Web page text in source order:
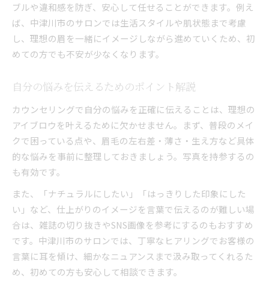
ブルや違和感を防ぎ、安心して任せることができます。例え
ば、中津川市のサロンでは生活スタイルや肌状態まで考慮
し、理想の眉を一緒にイメージしながら進めていくため、初
めての方でも不安が少なくなります。
自分の悩みを伝えるためのポイント解説
カウンセリングで自分の悩みを正確に伝えることは、理想の
アイブロウを叶えるために欠かせません。まず、普段のメイ
クで困っている点や、眉毛の左右差・薄さ・生え方など具体
的な悩みを事前に整理しておきましょう。写真を持参するの
も有効です。
また、「ナチュラルにしたい」「はっきりした印象にした
い」など、仕上がりのイメージを言葉で伝えるのが難しい場
合は、雑誌の切り抜きやSNS画像を参考にするのもおすすめ
です。中津川市のサロンでは、丁寧なヒアリングでお客様の
言葉に耳を傾け、細かなニュアンスまで汲み取ってくれるた
め、初めての方も安心して相談できます。